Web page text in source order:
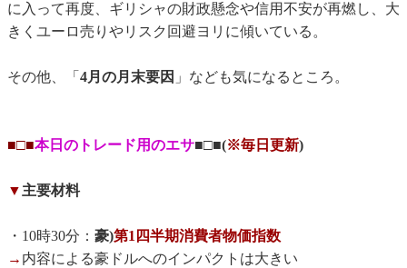
に入って再度、ギリシャの財政懸念や信用不安が再燃し、大
きくユーロ売りやリスク回避ヨリに傾いている。
その他、「 4月の月末要因 」なども気になるところ。
■□■本日のトレード用のエサ■□■(※毎日更新)
▼主要材料
・10時30分： 豪)第1四半期消費者物価指数
→ 内容による豪ドルへのインパクトは大きい